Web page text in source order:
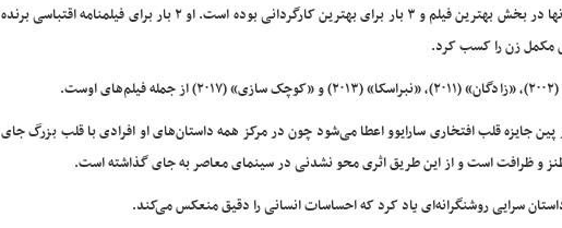
پین با ۸ فیلم بلند ۲۴ نامزدی اسکار به دست آورده که ۴ مورد آنها در بخش بهترین فیلم و ۳ بار برای بهترین کارگردانی بوده است. او ۲ بار برای فیلمنامه اقتباسی برنده
پین جایزه قلب افتخاری سارایوو اعطا می‌شود چون در مرکز همه داستان‌های او افرادی با قلب بزرگ جای
طنز و ظرافت است و از این طریق اثری محو نشدنی در سینمای معاصر به جای گذاشته است.
سرایی روشنگرانه‌ای یاد کرد که احساسات انسانی را دقیق منعکس می‌کند.